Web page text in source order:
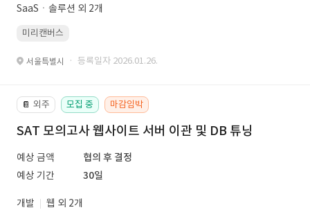
SaaSㆍ솔루션 외 2개
미리캔버스
서울특별시 · 등록일자 2026.01.26.
📔 외주 모집 중 마감임박
SAT 모의고사 웹사이트 서버 이관 및 DB 튜닝
예상 금액
협의 후 결정
예상 기간
30일
개발
웹 외 2개